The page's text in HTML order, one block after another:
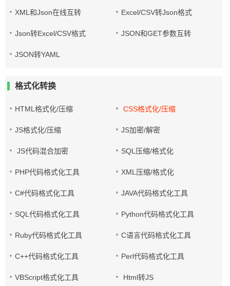
XML和Json在线互转 Excel/CSV转Json格式
Json转Excel/CSV格式 JSON和GET参数互转
JSON转YAML
格式化转换
HTML格式化/压缩 CSS格式化/压缩
JS格式化/压缩 JS加密/解密
JS代码混合加密 SQL压缩/格式化
PHP代码格式化工具 XML压缩/格式化
C#代码格式化工具 JAVA代码格式化工具
SQL代码格式化工具 Python代码格式化工具
Ruby代码格式化工具 C语言代码格式化工具
C++代码格式化工具 Perl代码格式化工具
VBScript格式化工具 Html转JS